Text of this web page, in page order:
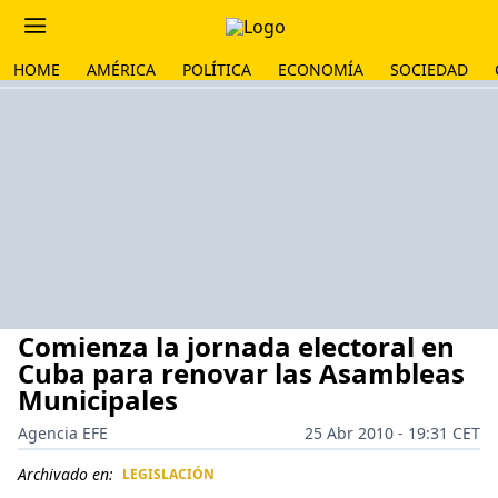
HOME AMÉRICA POLÍTICA ECONOMÍA SOCIEDAD
Comienza la jornada electoral en
Cuba para renovar las Asambleas
Municipales
Agencia EFE
25 Abr 2010 - 19:31 CET
Archivado en: LEGISLACIÓN